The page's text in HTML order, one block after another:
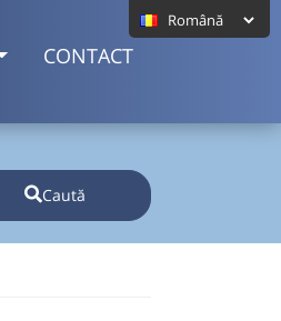
CONTACT
Caută